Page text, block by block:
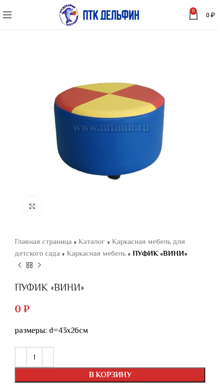
0
0 ₽
Главная страница » Каталог » Каркасная мебель для
детского сада » Каркасная мебель » ПУФИК «ВИНИ»
ПУФИК «ВИНИ»
0 ₽
размеры: d=43х26см
В КОРЗИНУ